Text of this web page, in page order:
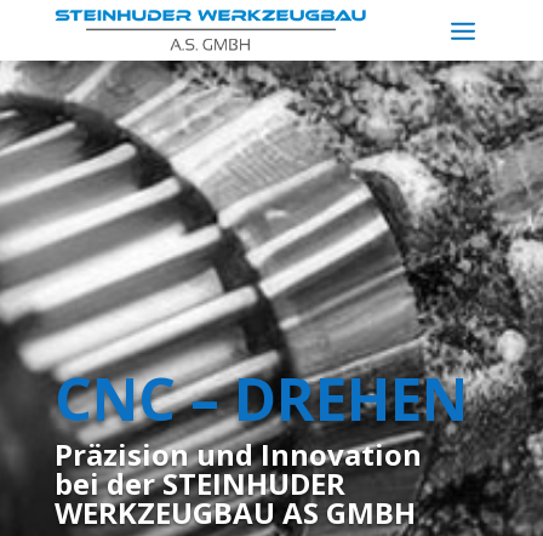
CNC – DREHEN
Präzision und Innovation
bei der STEINHUDER
WERKZEUGBAU AS GMBH